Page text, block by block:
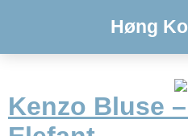
Høng
Kenzo Bluse